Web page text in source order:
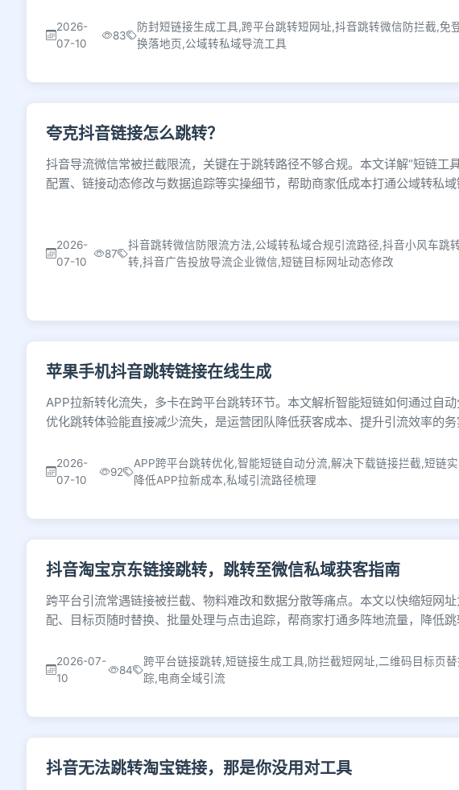
2026-
07-10
83
防封短链接生成工具,跨平台跳转短网址,抖音跳转微信防拦截,免
换落地页,公域转私域导流工具
夸克抖音链接怎么跳转？
抖音导流微信常被拦截限流，关键在于跳转路径不够合规。本文详解“短链工
配置、链接动态修改与数据追踪等实操细节，帮助商家低成本打通公域转私域
2026-
07-10
87
抖音跳转微信防限流方法,公域转私域合规引流路径,抖音小风车跳
转,抖音广告投放导流企业微信,短链目标网址动态修改
苹果手机抖音跳转链接在线生成
APP拉新转化流失，多卡在跨平台跳转环节。本文解析智能短链如何通过自
优化跳转体验能直接减少流失，是运营团队降低获客成本、提升引流效率的务
2026-
07-10
92
APP跨平台跳转优化,智能短链自动分流,解决下载链接拦截,短链
降低APP拉新成本,私域引流路径梳理
抖音淘宝京东链接跳转，跳转至微信私域获客指南
跨平台引流常遇链接被拦截、物料难改和数据分散等痛点。本文以快缩短网
配、目标页随时替换、批量处理与点击追踪，帮商家打通多阵地流量，降低跳
2026-07-
10
84
跨平台链接跳转,短链接生成工具,防拦截短网址,二维码目标页
踪,电商全域引流
抖音无法跳转淘宝链接，那是你没用对工具